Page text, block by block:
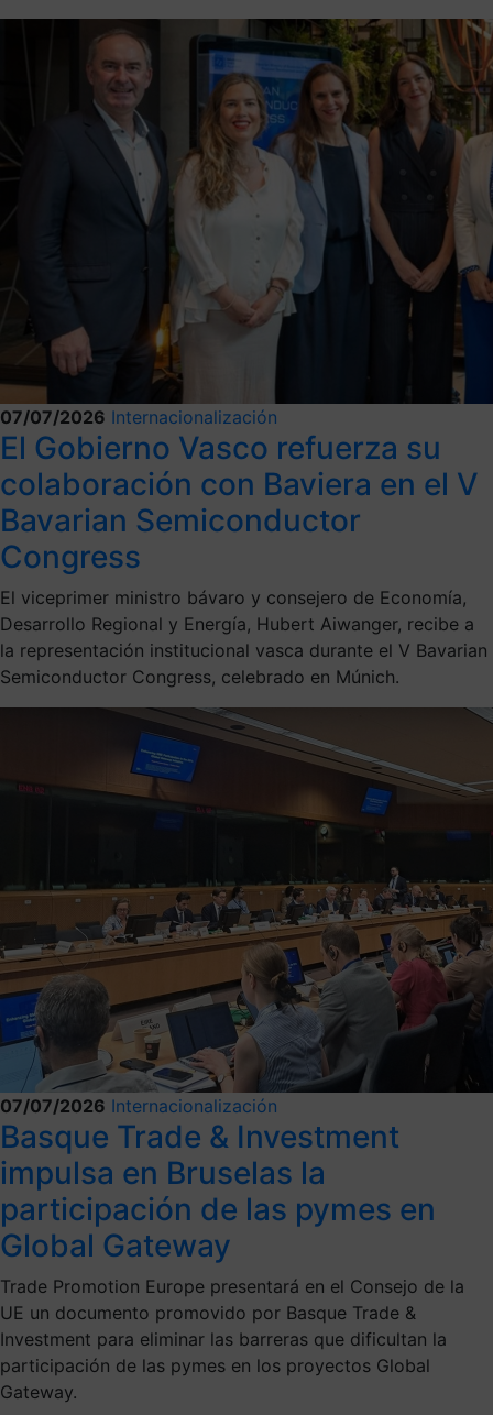
07/07/2026 Internacionalización
El Gobierno Vasco refuerza su
colaboración con Baviera en el V
Bavarian Semiconductor
Congress
El viceprimer ministro bávaro y consejero de Economía,
Desarrollo Regional y Energía, Hubert Aiwanger, recibe a
la representación institucional vasca durante el V Bavarian
Semiconductor Congress, celebrado en Múnich.
07/07/2026 Internacionalización
Basque Trade & Investment
impulsa en Bruselas la
participación de las pymes en
Global Gateway
Trade Promotion Europe presentará en el Consejo de la
UE un documento promovido por Basque Trade &
Investment para eliminar las barreras que dificultan la
participación de las pymes en los proyectos Global
Gateway.